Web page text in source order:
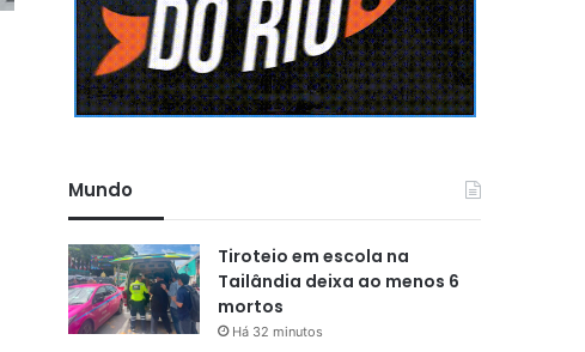
Mundo
Tiroteio em escola na
Tailândia deixa ao menos 6
mortos
Há 32 minutos